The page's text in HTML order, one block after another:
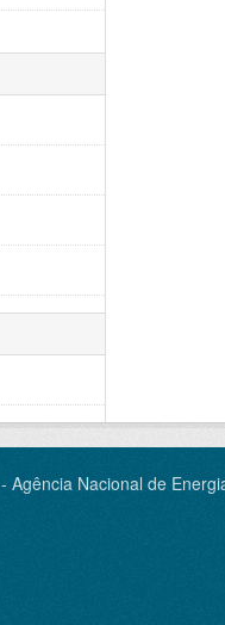
Agência Nacional de